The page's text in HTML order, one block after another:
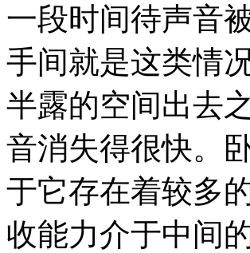
一段时间待声音
手间就是这类情
半露的空间出去
音消失得很快。
于它存在着较多
收能力介于中间